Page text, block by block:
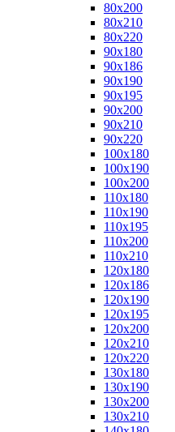
80x200
80x210
80x220
90x180
90x186
90x190
90x195
90x200
90x210
90x220
100x180
100x190
100x200
110x180
110x190
110x195
110x200
110x210
120x180
120x186
120x190
120x195
120x200
120x210
120x220
130x180
130x190
130x200
130x210